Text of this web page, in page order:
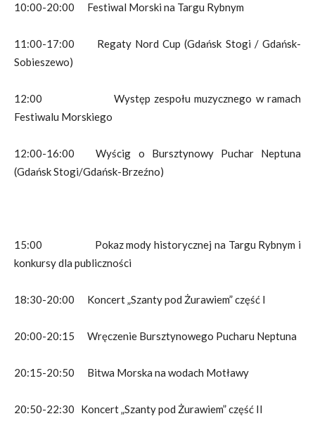
10:00-20:00 Festiwal Morski na Targu Rybnym
11:00-17:00 Regaty Nord Cup (Gdańsk Stogi / Gdańsk-
Sobieszewo)
12:00 Występ zespołu muzycznego w ramach
Festiwalu Morskiego
12:00-16:00 Wyścig o Bursztynowy Puchar Neptuna
(Gdańsk Stogi/Gdańsk-Brzeźno)
15:00 Pokaz mody historycznej na Targu Rybnym i
konkursy dla publiczności
18:30-20:00 Koncert „Szanty pod Żurawiem” część I
20:00-20:15 Wręczenie Bursztynowego Pucharu Neptuna
20:15-20:50 Bitwa Morska na wodach Motławy
20:50-22:30 Koncert „Szanty pod Żurawiem” część II